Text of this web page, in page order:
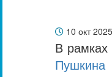
10 окт 2025
В рамках
Пушкина